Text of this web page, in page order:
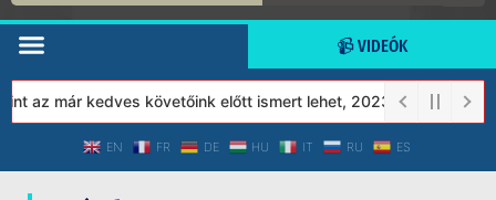
📹 VIDEÓK
az már kedves követőink előtt ismert lehet, 2023-tól a Védett
EN FR DE HU IT RU ES